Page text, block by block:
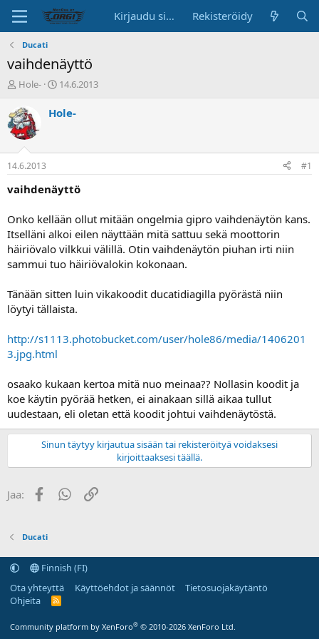
Kirjaudu sisään Rekisteröidy
Ducati
vaihdenäyttö
K
s
k
u
s
t
e
l
a
l
o
i
a
j
Hole-
A
o
p
ä
i
ä
14.6.2013
Hole-
14.6.2013 #1
vaihdenäyttö
Onko kellään ollut mitään ongelmia gipro vaihdenäytön kans.
Itselläni alkoi eilen näyttään mitä sattuu sekä moottorin
häiriövalo vilkkui välillä. Otin vaihdenäytön piuhan irti niin
sammui tuo häiriövalokin kokonaan.
Tänään sitten luin vikakoodit ducatidiagilla pyörästä niin
löytyi tällaista.
http://s1113.photobucket.com/user/hole86/media/1406201
3.jpg.html
osaako kukaan kertoa mitä nuo meinaa?? Nollasin koodit ja
koe käytin pyörää hetken, ei ainakaan sillä aikaa tullut
uudestaan, eli oletan että koodit johtui vaihdenäytöstä.
Sinun täytyy kirjautua sisään tai rekisteröityä voidaksesi
kirjoittaaksesi täällä.
Jaa: FacebookWhatsApp
Linkki
Ducati
Finnish (FI)
Ota yhteyttä
Käyttöehdot ja säännöt
Tietosuojakäytäntö
Ohjeita
R
Community platform by XenForo® © 2010-2026 XenForo Ltd.